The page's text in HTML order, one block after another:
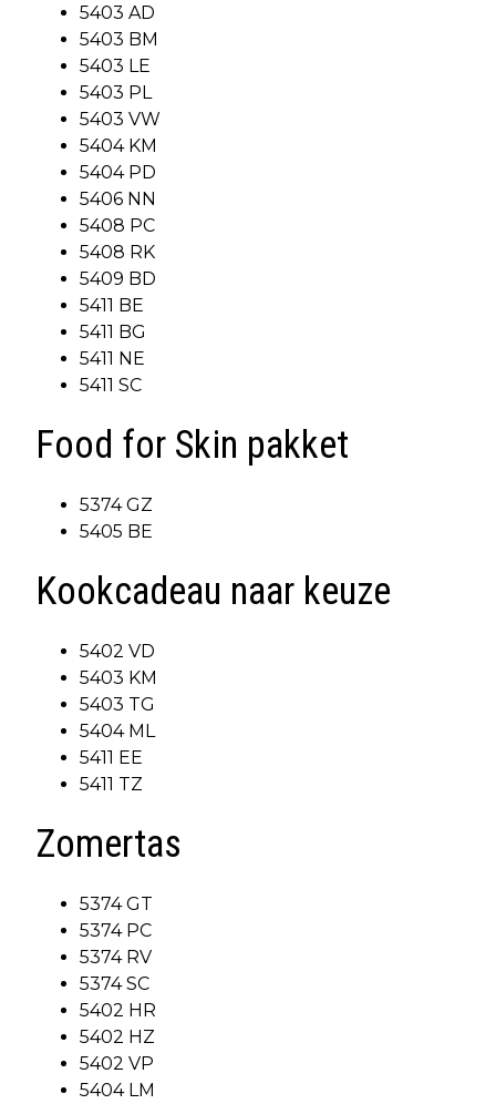
5403 AD
5403 BM
5403 LE
5403 PL
5403 VW
5404 KM
5404 PD
5406 NN
5408 PC
5408 RK
5409 BD
5411 BE
5411 BG
5411 NE
5411 SC
Food for Skin pakket
5374 GZ
5405 BE
Kookcadeau naar keuze
5402 VD
5403 KM
5403 TG
5404 ML
5411 EE
5411 TZ
Zomertas
5374 GT
5374 PC
5374 RV
5374 SC
5402 HR
5402 HZ
5402 VP
5404 LM